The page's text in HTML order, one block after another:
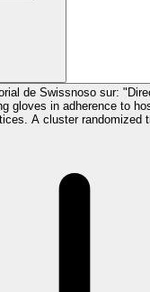
de Swissnoso sur:
gloves in adherence to
A cluster randomized